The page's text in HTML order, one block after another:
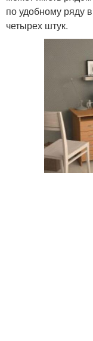
по удобному ряду
четырех штук.